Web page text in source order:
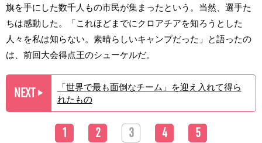
旗を手にした数千人もの市民が集まったという。当然、選手た
ちは感動した。「これほどまでにクロアチアを知ろうとした
人々を私は知らない。素晴らしいキャンプだった」と語ったの
は、前回大会得点王のシューケルだ。
NEXT ▶︎
「世界で最も面倒なチーム」を迎え入れて得ら
れたもの
1 2 3 4 5